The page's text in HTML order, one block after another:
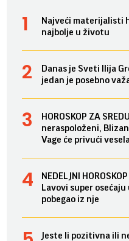
Najveći materijalisti
najbolje u životu
Danas je Sveti Ilija
jedan je posebno
HOROSKOP ZA
neraspoloženi,
Vage će privući
NEDELJNI
Lavovi super
pobegao iz nje
Jeste li pozitivna ili